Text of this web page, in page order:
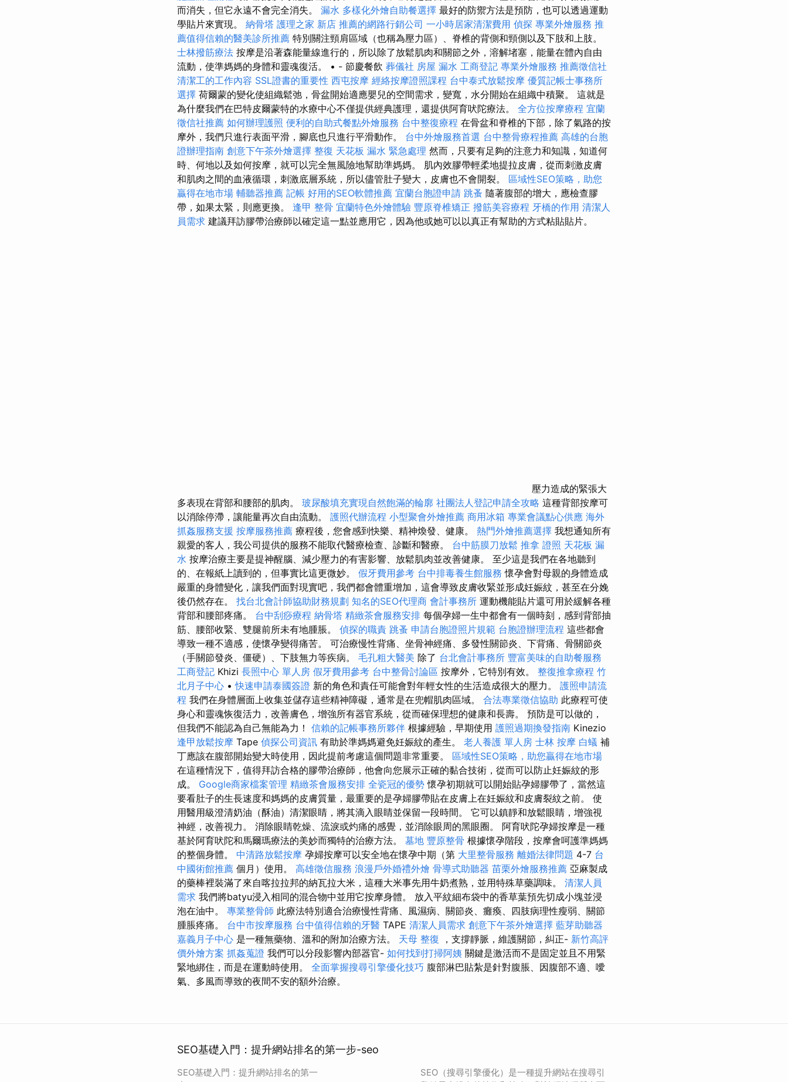
而消失，但它永遠不會完全消失。 漏水 多樣化外燴自助餐選擇 最好的防禦方法是預防，也可以透過運動
學貼片來實現。 納骨塔 護理之家 新店 推薦的網路行銷公司 一小時居家清潔費用 偵探 專業外燴服務 推
薦值得信賴的醫美診所推薦 特別關注頸肩區域（也稱為壓力區）、脊椎的背側和頸側以及下肢和上肢。
士林撥筋療法 按摩是沿著森能量線進行的，所以除了放鬆肌肉和關節之外，溶解堵塞，能量在體內自由
流動，使準媽媽的身體和靈魂復活。 • - 節慶餐飲 葬儀社 房屋 漏水 工商登記 專業外燴服務 推薦徵信社
清潔工的工作內容 SSL證書的重要性 西屯按摩 經絡按摩證照課程 台中泰式放鬆按摩 優質記帳士事務所
選擇 荷爾蒙的變化使組織鬆弛，骨盆開始適應嬰兒的空間需求，變寬，水分開始在組織中積聚。 這就是
為什麼我們在巴特皮爾蒙特的水療中心不僅提供經典護理，還提供阿育吠陀療法。 全方位按摩療程 宜蘭
徵信社推薦 如何辦理護照 便利的自助式餐點外燴服務 台中整復療程 在骨盆和脊椎的下部，除了氣路的按
摩外，我們只進行表面平滑，腳底也只進行平滑動作。 台中外燴服務首選 台中整骨療程推薦 高雄的台胞
證辦理指南 創意下午茶外燴選擇 整復 天花板 漏水 緊急處理 然而，只要有足夠的注意力和知識，知道何
時、何地以及如何按摩，就可以完全無風險地幫助準媽媽。 肌內效膠帶輕柔地提拉皮膚，從而刺激皮膚
和肌肉之間的血液循環，刺激底層系統，所以儘管肚子變大，皮膚也不會開裂。 區域性SEO策略，助您
贏得在地市場 輔聽器推薦 記帳 好用的SEO軟體推薦 宜蘭台胞證申請 跳蚤 隨著腹部的增大，應檢查膠
帶，如果太緊，則應更換。 逢甲 整骨 宜蘭特色外燴體驗 豐原脊椎矯正 撥筋美容療程 牙橋的作用 清潔人
員需求 建議拜訪膠帶治療師以確定這一點並應用它，因為他或她可以以真正有幫助的方式粘貼貼片。
壓力造成的緊張大
多表現在背部和腰部的肌肉。 玻尿酸填充實現自然飽滿的輪廓 社團法人登記申請全攻略 這種背部按摩可
以消除停滯，讓能量再次自由流動。 護照代辦流程 小型聚會外燴推薦 商用冰箱 專業會議點心供應 海外
抓姦服務支援 按摩服務推薦 療程後，您會感到快樂、精神煥發、健康。 熱門外燴推薦選擇 我想通知所有
親愛的客人，我公司提供的服務不能取代醫療檢查、診斷和醫療。 台中筋膜刀放鬆 推拿 證照 天花板 漏
水 按摩治療主要是提神醒腦、減少壓力的有害影響、放鬆肌肉並改善健康。 至少這是我們在各地聽到
的、在報紙上讀到的，但事實比這更微妙。 假牙費用參考 台中排毒養生館服務懷孕會對母親的身體造成
嚴重的身體變化，讓我們面對現實吧，我們都會體重增加，這會導致皮膚收緊並形成妊娠紋，甚至在分娩
後仍然存在。 找台北會計師協助財務規劃 知名的SEO代理商 會計事務所 運動機能貼片還可用於緩解各種
背部和腰部疼痛。 台中刮痧療程 納骨塔 精緻茶會服務安排 每個孕婦一生中都會有一個時刻，感到背部抽
筋、腰部收緊、雙腿前所未有地腫脹。 偵探的職責 跳蚤 申請台胞證照片規範 台胞證辦理流程 這些都會
導致一種不適感，使懷孕變得痛苦。 可治療慢性背痛、坐骨神經痛、多發性關節炎、下背痛、骨關節炎
（手關節發炎、僵硬）、下肢無力等疾病。 毛孔粗大醫美 除了 台北會計事務所 豐富美味的自助餐服務
工商登記 Khizi 長照中心 單人房 假牙費用參考 台中整骨討論區 按摩外，它特別有效。 整復推拿療程 竹
北月子中心 •快速申請泰國簽證 新的角色和責任可能會對年輕女性的生活造成很大的壓力。 護照申請流
程 我們在身體層面上收集並儲存這些精神障礙，通常是在兜帽肌肉區域。 合法專業徵信協助 此療程可使
身心和靈魂恢復活力，改善膚色，增強所有器官系統，從而確保理想的健康和長壽。 預防是可以做的，
但我們不能認為自己無能為力！ 信賴的記帳事務所夥伴 根據經驗，早期使用 護照過期換發指南 Kinezio
逢甲放鬆按摩 Tape 偵探公司資訊 有助於準媽媽避免妊娠紋的產生。 老人養護 單人房 士林 按摩 白蟻 補
丁應該在腹部開始變大時使用，因此提前考慮這個問題非常重要。 區域性SEO策略，助您贏得在地市場
在這種情況下，值得拜訪合格的膠帶治療師，他會向您展示正確的黏合技術，從而可以防止妊娠紋的形
成。 Google商家檔案管理 精緻茶會服務安排 全瓷冠的優勢 懷孕初期就可以開始貼孕婦膠帶了，當然這
要看肚子的生長速度和媽媽的皮膚質量，最重要的是孕婦膠帶貼在皮膚上在妊娠紋和皮膚裂紋之前。 使
用醫用級澄清奶油（酥油）清潔眼睛，將其滴入眼睛並保留一段時間。 它可以鎮靜和放鬆眼睛，增強視
神經，改善視力。 消除眼睛乾燥、流淚或灼痛的感覺，並消除眼周的黑眼圈。 阿育吠陀孕婦按摩是一種
基於阿育吠陀和馬爾瑪療法的美妙而獨特的治療方法。 墓地 豐原整骨 根據懷孕階段，按摩會呵護準媽媽
的整個身體。 中清路放鬆按摩 孕婦按摩可以安全地在懷孕中期（第 大里整骨服務 離婚法律問題 4-7 台
中國術館推薦 個月）使用。 高雄徵信服務 浪漫戶外婚禮外燴 骨導式助聽器 苗栗外燴服務推薦 亞麻製成
的藥棒裡裝滿了來自喀拉拉邦的納瓦拉大米，這種大米事先用牛奶煮熟，並用特殊草藥調味。 清潔人員
需求 我們將batyu浸入相同的混合物中並用它按摩身體。 放入平紋細布袋中的香草葉預先切成小塊並浸
泡在油中。 專業整骨師 此療法特別適合治療慢性背痛、風濕病、關節炎、癱瘓、四肢病理性瘦弱、關節
腫脹疼痛。 台中市按摩服務 台中值得信賴的牙醫 TAPE 清潔人員需求 創意下午茶外燴選擇 藍芽助聽器
嘉義月子中心 是一種無藥物、溫和的附加治療方法。 天母 整復 ，支撐靜脈，維護關節，糾正- 新竹高評
價外燴方案 抓姦蒐證 我們可以分段影響內部器官- 如何找到打掃阿姨 關鍵是激活而不是固定並且不用緊
緊地綁住，而是在運動時使用。 全面掌握搜尋引擎優化技巧 腹部淋巴貼紮是針對腹脹、因腹部不適、噯
氣、多風而導致的夜間不安的額外治療。
SEO基礎入門：提升網站排名的第一步-seo
SEO基礎入門：提升網站排名的第一
SEO（搜尋引擎優化）是一種提升網站在搜尋引